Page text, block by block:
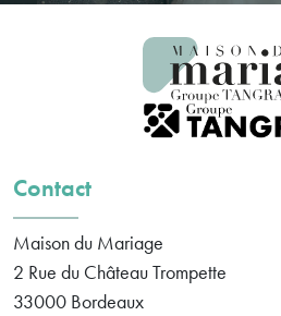
Contact
Maison du Mariage
2 Rue du Château Trompette
33000 Bordeaux